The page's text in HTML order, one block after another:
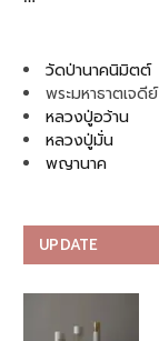
วัดป่านาคนิมิตต์
พระมหาธาตเจดีย์
หลวงปู่อว้าน
หลวงปู่มั่น
พญานาค
UPDATE